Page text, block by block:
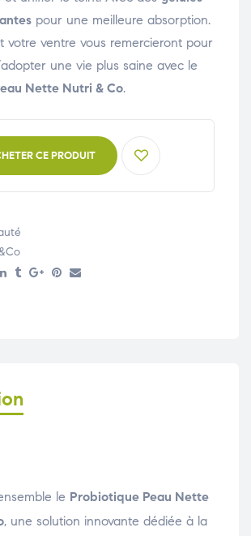
pour une meilleure absorption.
votre ventre vous remercieront pour
une vie plus saine avec le
Nette Nutri & Co.
CE PRODUIT
le Probiotique Peau Nette
, une solution innovante dédiée à la